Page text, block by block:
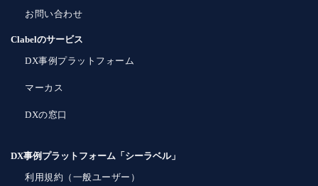
お問い合わせ
Clabelのサービス
DX事例プラットフォーム
マーカス
DXの窓口
DX事例プラットフォーム「シーラベル」
利用規約（一般ユーザー）